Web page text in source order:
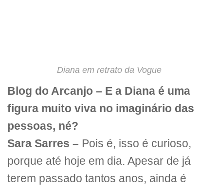
Diana em retrato da Vogue
Blog do Arcanjo – E a Diana é uma
figura muito viva no imaginário das
pessoas, né?
Sara Sarres – Pois é, isso é curioso,
porque até hoje em dia. Apesar de já
terem passado tantos anos, ainda é